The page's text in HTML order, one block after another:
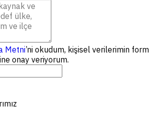
Metni’ni okudum, kişisel verilerimin form
onay veriyorum.